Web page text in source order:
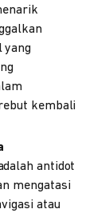
yang
kembali
antidot
mengatasi
atau